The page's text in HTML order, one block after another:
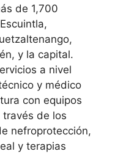
de 1,700
y la capital.
a nivel
y médico
con equipos
través de los
nefroprotección,
y terapias